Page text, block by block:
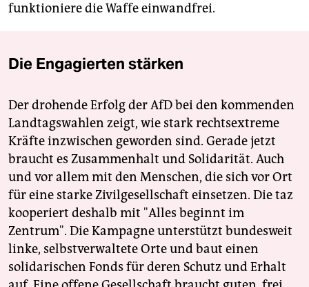
funktioniere die Waffe einwandfrei.
Die Engagierten stärken
Der drohende Erfolg der AfD bei den kommenden
Landtagswahlen zeigt, wie stark rechtsextreme
Kräfte inzwischen geworden sind. Gerade jetzt
braucht es Zusammenhalt und Solidarität. Auch
und vor allem mit den Menschen, die sich vor Ort
für eine starke Zivilgesellschaft einsetzen. Die taz
kooperiert deshalb mit "Alles beginnt im
Zentrum". Die Kampagne unterstützt bundesweit
linke, selbstverwaltete Orte und baut einen
solidarischen Fonds für deren Schutz und Erhalt